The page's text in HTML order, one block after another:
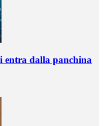
dalla panchina